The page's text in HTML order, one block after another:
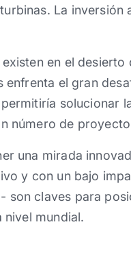
La inversión
en el
el gran
solucionar
número de
una mirada
y con un bajo
son claves para
mundial.